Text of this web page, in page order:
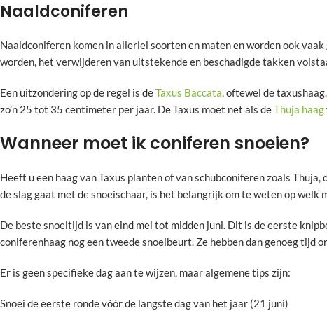
Naaldconiferen
Naaldconiferen komen in allerlei soorten en maten en worden ook
worden, het verwijderen van uitstekende en beschadigde takken
Een uitzondering op de regel is deTaxus Baccata, oftewel de
zo’n 25 tot 35 centimeter per jaar. De Taxus moet net als deThuja haag
Wanneer moet ik coniferen snoeien?
Heeft u een haag van Taxus planten of van schubconiferen zoals
de slag gaat met de snoeischaar, is het belangrijk om te weten op
De beste snoeitijd is van eind mei tot midden juni. Dit is de eerste
coniferenhaag nog een tweede snoeibeurt. Ze hebben dan genoeg tijd
Er is geen specifieke dag aan te wijzen, maar algemene tips zijn:
Snoei de eerste ronde vóór de langste dag van het jaar (21 juni)